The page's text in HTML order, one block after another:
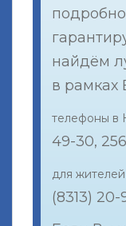
найдём
в рамках
телефоны в
49-30,
для
(8313)